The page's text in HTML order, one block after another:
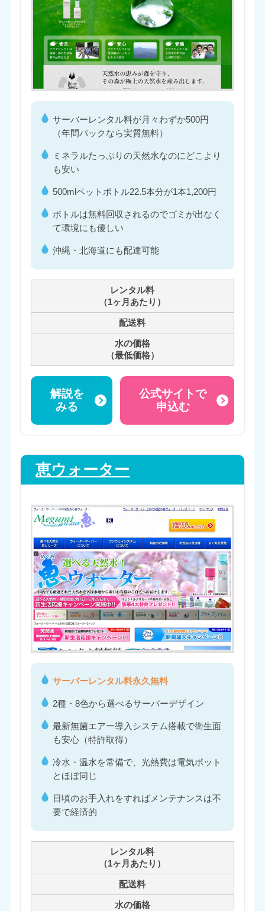
サーバーレンタル料が月々わずか500円
（年間パックなら実質無料）
ミネラルたっぷりの天然水なのにどこより
も安い
500mlペットボトル22.5本分が1本1,200円
ボトルは無料回収されるのでゴミが出なく
て環境にも優しい
沖縄・北海道にも配達可能
レンタル料
（1ヶ月あたり）
配送料
水の価格
（最低価格）
解説を
みる
公式サイトで
申込む
恵ウォーター
サーバーレンタル料永久無料
2種・8色から選べるサーバーデザイン
最新無菌エアー導入システム搭載で衛生面
も安心（特許取得）
冷水・温水を常備で、光熱費は電気ポット
とほぼ同じ
日頃のお手入れをすればメンテナンスは不
要で経済的
レンタル料
（1ヶ月あたり）
配送料
水の価格